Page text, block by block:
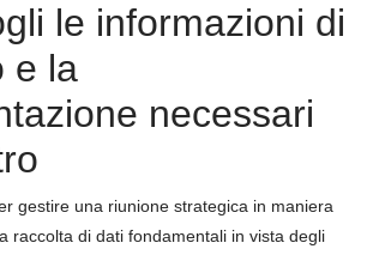
le informazioni di
e la
necessari
gestire una riunione strategica in maniera
raccolta di dati fondamentali in vista degli